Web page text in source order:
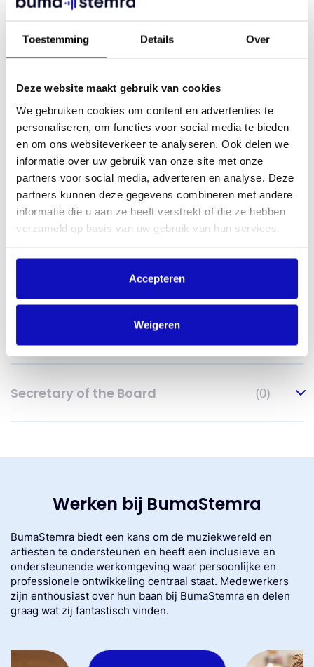
Toestemming Details Over
Deze website maakt gebruik van cookies
We gebruiken cookies om content en advertenties te
personaliseren, om functies voor social media te bieden
en om ons websiteverkeer te analyseren. Ook delen we
informatie over uw gebruik van onze site met onze
partners voor social media, adverteren en analyse. Deze
partners kunnen deze gegevens combineren met andere
informatie die u aan ze heeft verstrekt of die ze hebben
verzameld op basis van uw gebruik van hun services.
Accepteren
Weigeren
HR (0)
ICT (0)
Legal (0)
Marketing, Communicatie & PR (0)
Risk Management & Compliance
Secretary of the Board (0)
Werken bij BumaStemra
BumaStemra biedt een kans om de muziekwereld en
artiesten te ondersteunen en heeft een inclusieve en
ondersteunende werkomgeving waar persoonlijke en
professionele ontwikkeling centraal staat. Medewerkers
zijn enthousiast over hun baan bij BumaStemra en delen
graag wat zij fantastisch vinden.